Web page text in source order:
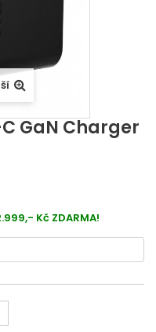
C GaN Charger
Kč ZDARMA!